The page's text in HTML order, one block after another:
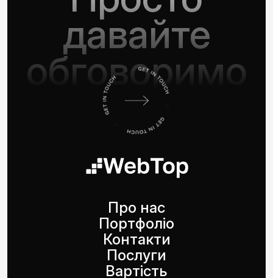
давайте
обговоримо
Про нас
Портфоліо
Контакти
Послуги
Вартість